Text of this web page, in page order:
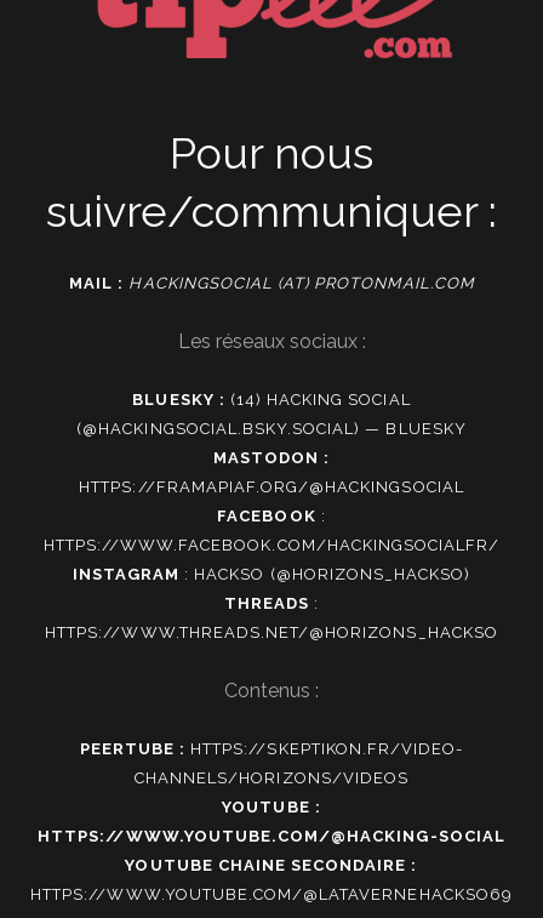
Pour nous
suivre/communiquer :
MAIL : HACKINGSOCIAL (AT) PROTONMAIL.COM
Les réseaux sociaux :
BLUESKY : (14) HACKING SOCIAL
(@HACKINGSOCIAL.BSKY.SOCIAL) — BLUESKY
MASTODON :
HTTPS://FRAMAPIAF.ORG/@HACKINGSOCIAL
FACEBOOK :
HTTPS://WWW.FACEBOOK.COM/HACKINGSOCIALFR/
INSTAGRAM : HACKSO (@HORIZONS_HACKSO)
THREADS :
HTTPS://WWW.THREADS.NET/@HORIZONS_HACKSO
Contenus :
PEERTUBE : HTTPS://SKEPTIKON.FR/VIDEO-
CHANNELS/HORIZONS/VIDEOS
YOUTUBE :
HTTPS://WWW.YOUTUBE.COM/@HACKING-SOCIAL
YOUTUBE CHAINE SECONDAIRE :
HTTPS://WWW.YOUTUBE.COM/@LATAVERNEHACKSO69